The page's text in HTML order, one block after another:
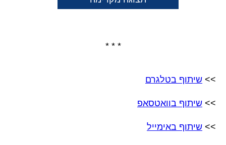
* * *
>> שיתוף בטלגרם
>> שיתוף בוואטסאפ
>> שיתוף באימייל